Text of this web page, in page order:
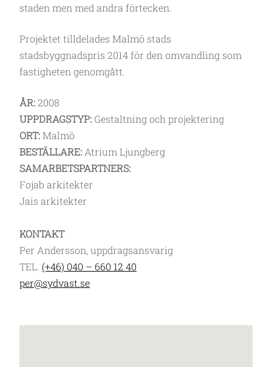
staden men med andra förtecken.
Projektet tilldelades Malmö stads
stadsbyggnadspris 2014 för den omvandling som
fastigheten genomgått.
ÅR:2008
UPPDRAGSTYP: Gestaltning och projektering
ORT: Malmö
BESTÄLLARE: Atrium Ljungberg
SAMARBETSPARTNERS:
Fojab arkitekter
Jais arkitekter
KONTAKT
Per Andersson, uppdragsansvarig
TEL. (+46) 040 – 660 12 40
per@sydvast.se